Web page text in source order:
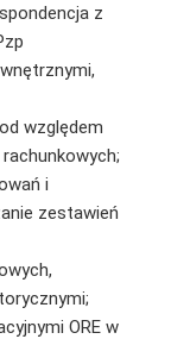
z
względem
i
zestawień
ORE w